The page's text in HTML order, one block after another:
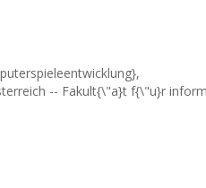
-- Fakult{\"a}t f{\"u}r